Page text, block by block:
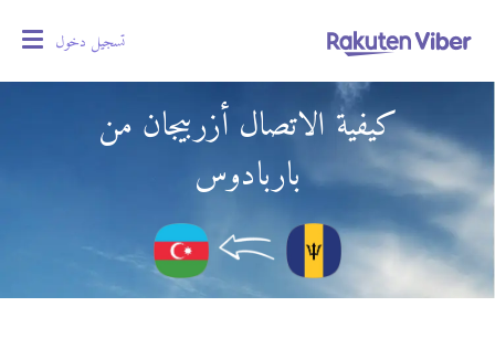
تسجيل دخول
كيفية الاتصال أزربيجان من
باربادوس